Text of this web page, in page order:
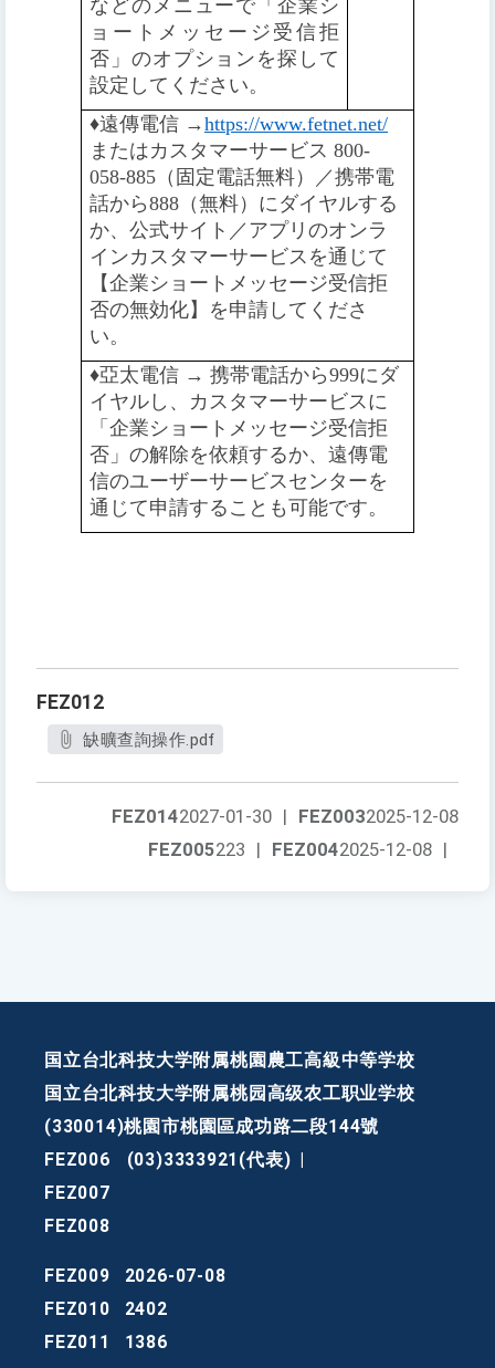
などのメニューで「企業シ
ョートメッセージ受信拒
否」のオプションを探して
設定してください。
♦️遠傳電信 →https://www.fetnet.net/
またはカスタマーサービス 800-
058-885（固定電話無料）／携帯電
話から888（無料）にダイヤルする
か、公式サイト／アプリのオンラ
インカスタマーサービスを通じて
【企業ショートメッセージ受信拒
否の無効化】を申請してくださ
い。
♦️️亞太電信 → 携帯電話から999にダ
イヤルし、カスタマーサービスに
「企業ショートメッセージ受信拒
否」の解除を依頼するか、遠傳電
信のユーザーサービスセンターを
通じて申請することも可能です。
FEZ012
缺曠查詢操作.pdf
FEZ0032025-12-08
FEZ0142027-01-30 |
FEZ0042025-12-08 |
FEZ005223 |
国立台北科技大学附属桃園農工高級中等学校
国立台北科技大学附属桃园高级农工职业学校
(330014)桃園市桃園區成功路二段144號
FEZ006
(03)3333921(代表) |
FEZ007
FEZ008
FEZ009
2026-07-08
FEZ010
2402
FEZ011
1386